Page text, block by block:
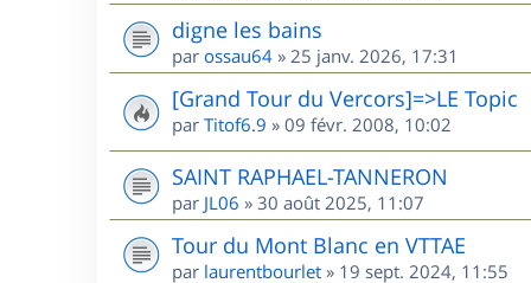
digne les bains
par ossau64 » 25 janv. 2026, 17:31
[Grand Tour du Vercors]=>LE Topic
par Titof6.9 » 09 févr. 2008, 10:02
SAINT RAPHAEL-TANNERON
par JL06 » 30 août 2025, 11:07
Tour du Mont Blanc en VTTAE
par laurentbourlet » 19 sept. 2024, 11:55